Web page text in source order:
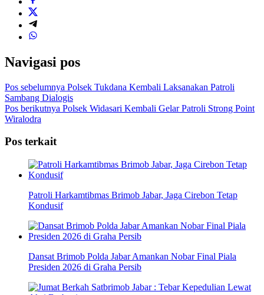
Navigasi pos
Pos sebelumnya Polsek Tukdana Kembali Laksanakan Patroli
Sambang Dialogis
Pos berikutnya Polsek Widasari Kembali Gelar Patroli Strong Point
Wiralodra
Pos terkait
Patroli Harkamtibmas Brimob Jabar, Jaga Cirebon Tetap
Kondusif
Dansat Brimob Polda Jabar Amankan Nobar Final Piala
Presiden 2026 di Graha Persib